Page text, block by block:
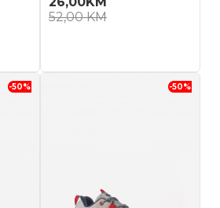
52,00KM
-50% -50%